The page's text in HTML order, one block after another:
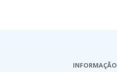
INFORMAÇÃO